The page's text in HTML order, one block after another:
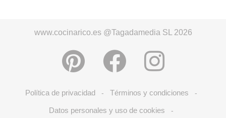
www.cocinarico.es @Tagadamedia SL 2026
Política de privacidad - Términos y condiciones -
Datos personales y uso de cookies -